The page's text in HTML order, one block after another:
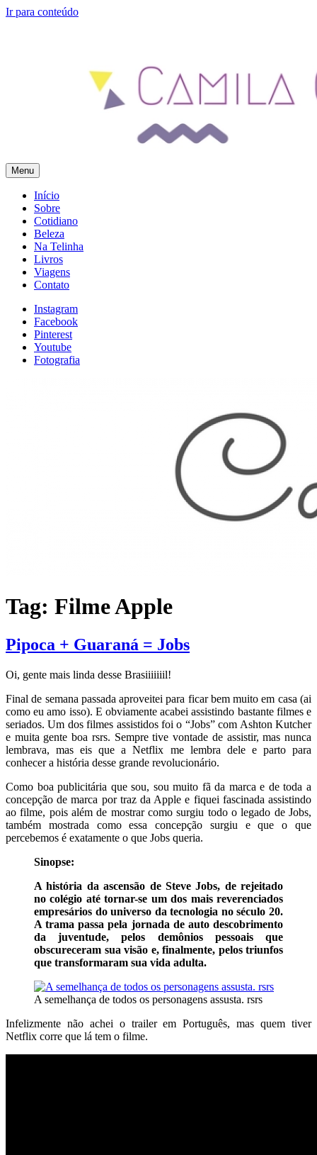
Ir para conteúdo
Camila Gomes
Blog Pessoal – Feito com Amor
Menu
Início
Sobre
Cotidiano
Beleza
Na Telinha
Livros
Viagens
Contato
Instagram
Facebook
Pinterest
Youtube
Fotografia
Tag: Filme Apple
Pipoca + Guaraná = Jobs
Oi, gente mais linda desse Brasiiiiiiil!
Final de semana passada aproveitei para ficar bem muito em casa (ai
como eu amo isso). E obviamente acabei assistindo bastante filmes e
seriados. Um dos filmes assistidos foi o “Jobs” com Ashton Kutcher
e muita gente boa rsrs. Sempre tive vontade de assistir, mas nunca
lembrava, mas eis que a Netflix me lembra dele e parto para
conhecer a história desse grande revolucionário.
Como boa publicitária que sou, sou muito fã da marca e de toda a
concepção de marca por traz da Apple e fiquei fascinada assistindo
ao filme, pois além de mostrar como surgiu todo o legado de Jobs,
também mostrada como essa concepção surgiu e que o que
percebemos é exatamente o que Jobs queria.
Sinopse:
A história da ascensão de Steve Jobs, de rejeitado
no colégio até tornar-se um dos mais reverenciados
empresários do universo da tecnologia no século 20.
A trama passa pela jornada de auto descobrimento
da juventude, pelos demônios pessoais que
obscureceram sua visão e, finalmente, pelos triunfos
que transformaram sua vida adulta.
A semelhança de todos os personagens assusta. rsrs
Infelizmente não achei o trailer em Português, mas quem tiver
Netflix corre que lá tem o filme.